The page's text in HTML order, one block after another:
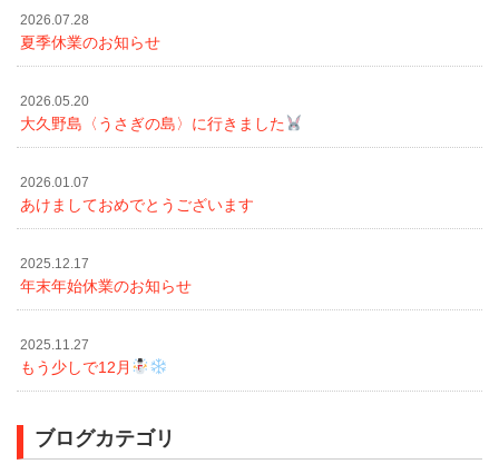
2026.07.28
夏季休業のお知らせ
2026.05.20
大久野島〈うさぎの島〉に行きました
2026.01.07
あけましておめでとうございます
2025.12.17
年末年始休業のお知らせ
2025.11.27
もう少しで12月
ブログカテゴリ